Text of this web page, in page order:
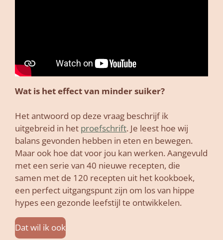
Wat is het effect van minder suiker?
Het antwoord op deze vraag beschrijf ik
uitgebreid in het proefschrift. Je leest hoe wij
balans gevonden hebben in eten en bewegen.
Maar ook hoe dat voor jou kan werken. Aangevuld
met een serie van 40 nieuwe recepten, die
samen met de 120 recepten uit het kookboek,
een perfect uitgangspunt zijn om los van hippe
hypes een gezonde leefstijl te ontwikkelen.
Dat wil ik ook